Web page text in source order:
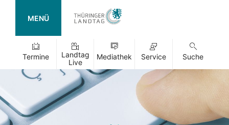
MENÜ
Termine
Landtag
Live
Mediathek Service Suche